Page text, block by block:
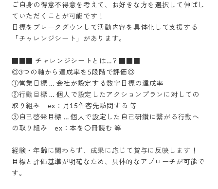
ご自身の得意不得意を考えて、お好きな方を選択して伸ばし
ていただくことが可能です！
目標をブレークダウンして活動内容を具体化して支援する
「チャレンジシート」があります。
■■■ チャレンジシートとは…？■■■
◎3つの軸から達成率を5段階で評価◎
①営業目標 … 会社が設定する数字目標の達成率
②行動目標 … 個人で設定したアクションプランに対しての
取り組み　ex：月15件客先訪問する 等
③自己啓発目標 … 個人で設定した自己研鑽に繋がる行動へ
の取り組み　ex：本を〇冊読む 等
経験・年齢に関わらず、成果に応じて賞与に反映します！
目標と評価基準が明確なため、具体的なアプローチが可能で
す。